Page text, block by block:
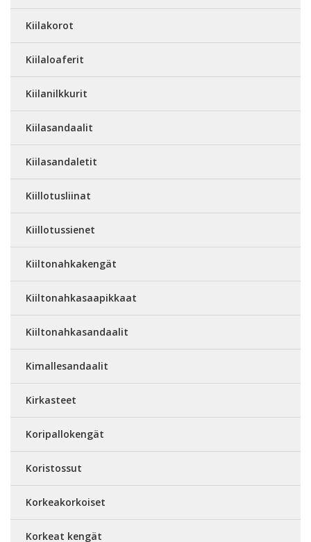
Kiilakorot
Kiilaloaferit
Kiilanilkkurit
Kiilasandaalit
Kiilasandaletit
Kiillotusliinat
Kiillotussienet
Kiiltonahkakengät
Kiiltonahkasaapikkaat
Kiiltonahkasandaalit
Kimallesandaalit
Kirkasteet
Koripallokengät
Koristossut
Korkeakorkoiset
Korkeat kengät